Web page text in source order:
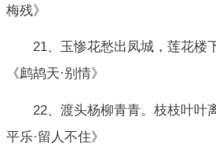
梅残》
21、玉惨花愁出凤城，莲花
《鹧鸪天·别情》
22、渡头杨柳青青。枝枝叶
平乐·留人不住》